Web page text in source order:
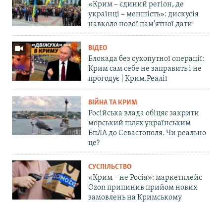
«Крим – єдиний регіон, де
українці – меншість»: дискусія
навколо нової пам'ятної дати
ВІДЕО
Блокада без сухопутної операції:
Крим сам себе не заправить і не
прогодує | Крим.Реалії
ВІЙНА ТА КРИМ
Російська влада обіцяє закрити
морський шлях українським
БпЛА до Севастополя. Чи реально
це?
СУСПІЛЬСТВО
«Крим – не Росія»: маркетплейс
Ozon припинив прийом нових
замовлень на Кримському